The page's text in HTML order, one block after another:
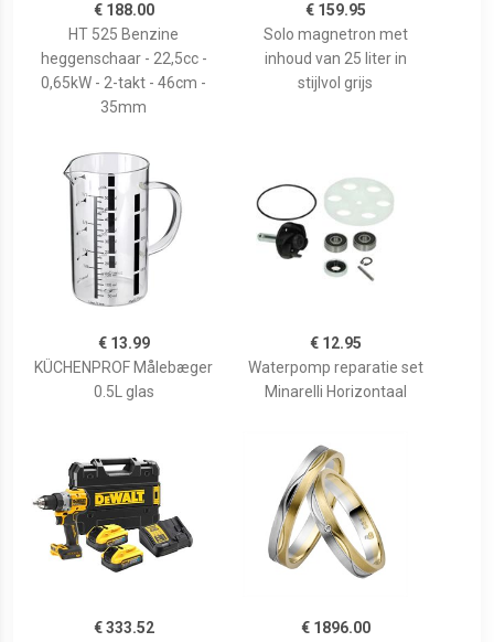
€ 188.00
HT 525 Benzine
heggenschaar - 22,5cc -
0,65kW - 2-takt - 46cm -
35mm
€ 159.95
Solo magnetron met
inhoud van 25 liter in
stijlvol grijs
€ 13.99
KÜCHENPROF Målebæger
0.5L glas
€ 12.95
Waterpomp reparatie set
Minarelli Horizontaal
€ 333.52
€ 1896.00